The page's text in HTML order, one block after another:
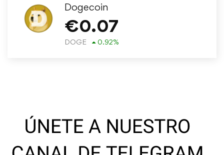
Dogecoin
€0.07
DOGE 0.92%